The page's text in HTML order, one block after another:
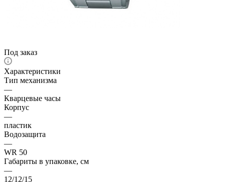
Под заказ
Характеристики
Тип механизма
—
Кварцевые часы
Корпус
—
пластик
Водозащита
—
WR 50
Габариты в упаковке, см
—
12/12/15